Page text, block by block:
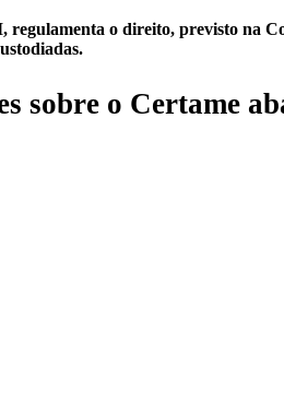
o direito, previsto na
sobre o Certame